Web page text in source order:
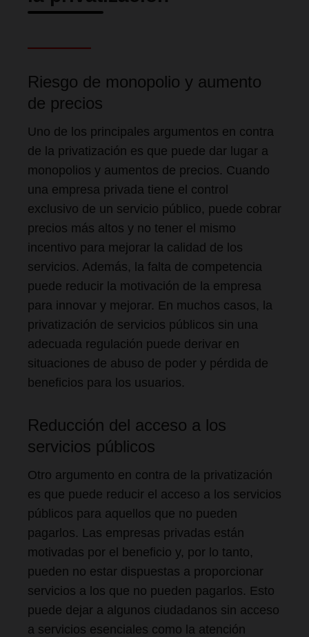
Riesgo de monopolio y aumento
de precios
Uno de los principales argumentos en contra
de la privatización es que puede dar lugar a
monopolios y aumentos de precios. Cuando
una empresa privada tiene el control
exclusivo de un servicio público, puede cobrar
precios más altos y no tener el mismo
incentivo para mejorar la calidad de los
servicios. Además, la falta de competencia
puede reducir la motivación de la empresa
para innovar y mejorar. En muchos casos, la
privatización de servicios públicos sin una
adecuada regulación puede derivar en
situaciones de abuso de poder y pérdida de
beneficios para los usuarios.
Reducción del acceso a los
servicios públicos
Otro argumento en contra de la privatización
es que puede reducir el acceso a los servicios
públicos para aquellos que no pueden
pagarlos. Las empresas privadas están
motivadas por el beneficio y, por lo tanto,
pueden no estar dispuestas a proporcionar
servicios a los que no pueden pagarlos. Esto
puede dejar a algunos ciudadanos sin acceso
a servicios esenciales como la atención